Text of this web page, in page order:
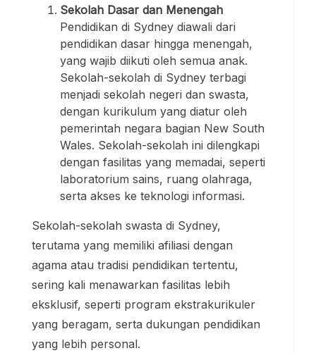
Sekolah Dasar dan Menengah
Pendidikan di Sydney diawali dari
pendidikan dasar hingga menengah,
yang wajib diikuti oleh semua anak.
Sekolah-sekolah di Sydney terbagi
menjadi sekolah negeri dan swasta,
dengan kurikulum yang diatur oleh
pemerintah negara bagian New South
Wales. Sekolah-sekolah ini dilengkapi
dengan fasilitas yang memadai, seperti
laboratorium sains, ruang olahraga,
serta akses ke teknologi informasi.
Sekolah-sekolah swasta di Sydney,
terutama yang memiliki afiliasi dengan
agama atau tradisi pendidikan tertentu,
sering kali menawarkan fasilitas lebih
eksklusif, seperti program ekstrakurikuler
yang beragam, serta dukungan pendidikan
yang lebih personal.